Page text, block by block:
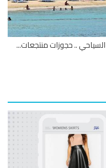
.. حجوزات منتجعات...